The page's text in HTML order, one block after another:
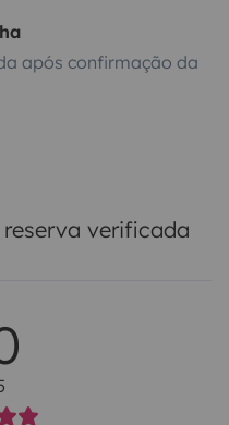
após confirmação da
verificada